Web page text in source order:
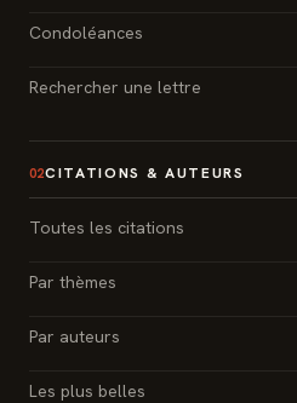
Condoléances
Rechercher une lettre
02CITATIONS & AUTEURS
Toutes les citations
Par thèmes
Par auteurs
Les plus belles